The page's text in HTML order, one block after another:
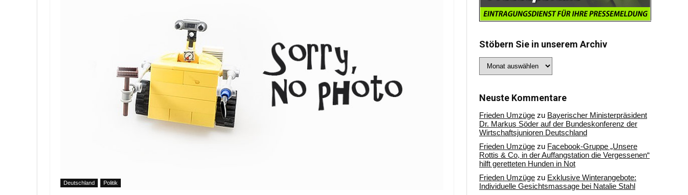
Deutschland Politik
Stöbern Sie in unserem Archiv
Sie
Archiv
Neuste Kommentare
Frieden Umzüge zu Bayerischer Ministerpräsident
Dr. Markus Söder auf der Bundeskonferenz der
Wirtschaftsjunioren Deutschland
Frieden Umzüge zu Facebook-Gruppe „Unsere
Rottis & Co, in der Auffangstation die Vergessenen“
hilft geretteten Hunden in Not
Frieden Umzüge zu Exklusive Winterangebote:
Individuelle Gesichtsmassage bei Natalie Stahl